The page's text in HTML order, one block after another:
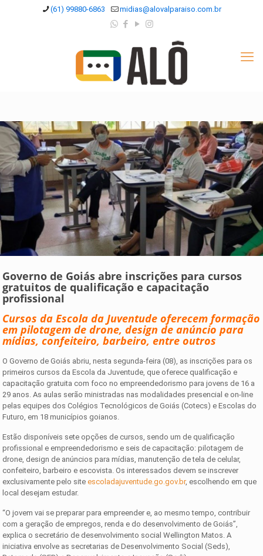
(61) 99880-6863 midias@alovalparaiso.com.br
Governo de Goiás abre inscrições para cursos
gratuitos de qualificação e capacitação
profissional
Cursos da Escola da Juventude oferecem formação
em pilotagem de drone, design de anúncio para
mídias, confeiteiro, barbeiro, entre outros
O Governo de Goiás abriu, nesta segunda-feira (08), as inscrições para os
primeiros cursos da Escola da Juventude, que oferece qualificação e
capacitação gratuita com foco no empreendedorismo para jovens de 16 a
29 anos. As aulas serão ministradas nas modalidades presencial e on-line
pelas equipes dos Colégios Tecnológicos de Goiás (Cotecs) e Escolas do
Futuro, em 18 municípios goianos.
Estão disponíveis sete opções de cursos, sendo um de qualificação
profissional e empreendedorismo e seis de capacitação: pilotagem de
drone, design de anúncios para mídias, manutenção de tela de celular,
confeiteiro, barbeiro e escovista. Os interessados devem se inscrever
exclusivamente pelo siteescoladajuventude.go.gov.br, escolhendo em que
local desejam estudar.
“O jovem vai se preparar para empreender e, ao mesmo tempo, contribuir
com a geração de empregos, renda e do desenvolvimento de Goiás”,
explica o secretário de desenvolvimento social Wellington Matos. A
iniciativa envolve as secretarias de Desenvolvimento Social (Seds),